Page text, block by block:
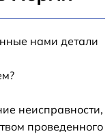
нами детали
неисправности,
проведенного